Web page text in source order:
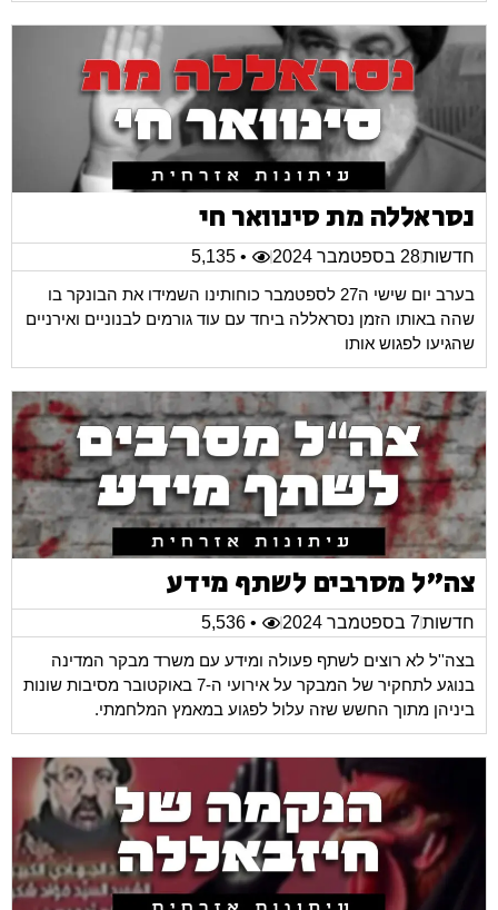
נסראללה מת סינוואר חי
חדשות28 בספטמבר 2024
• 5,135
בערב יום שישי ה27 לספטמבר כוחותינו השמידו את הבונקר בו
שהה באותו הזמן נסראללה ביחד עם עוד גורמים לבנוניים ואירניים
שהגיעו לפגוש אותו
צה"ל מסרבים לשתף מידע
חדשות7 בספטמבר 2024
• 5,536
בצה''ל לא רוצים לשתף פעולה ומידע עם משרד מבקר המדינה
בנוגע לתחקיר של המבקר על אירועי ה-7 באוקטובר מסיבות שונות
ביניהן מתוך החשש שזה עלול לפגוע במאמץ המלחמתי.